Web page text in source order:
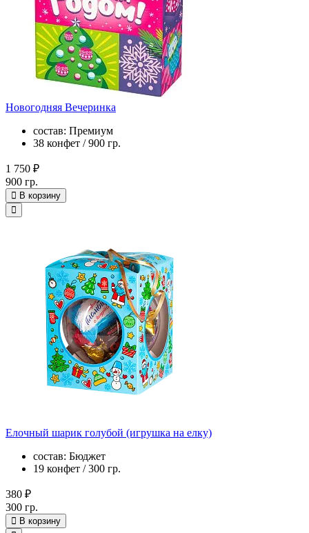
Новогодняя Вечеринка
состав: Премиум
38 конфет / 900 гр.
1 750 ₽
900 гр.
В корзину
Елочный шарик голубой (игрушка на елку)
состав: Бюджет
19 конфет / 300 гр.
380 ₽
300 гр.
В корзину